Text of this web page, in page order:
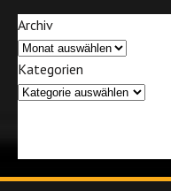
Archiv
Kategorien